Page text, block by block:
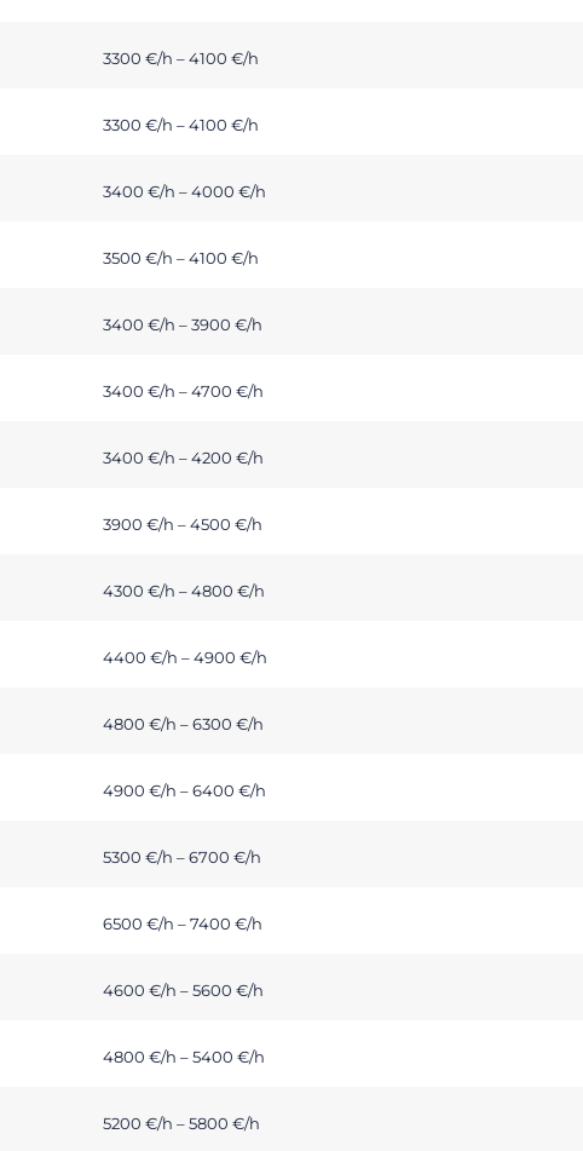
3300 €/h – 4100 €/h
3300 €/h – 4100 €/h
3400 €/h – 4000 €/h
3500 €/h – 4100 €/h
3400 €/h – 3900 €/h
3400 €/h – 4700 €/h
3400 €/h – 4200 €/h
3900 €/h – 4500 €/h
4300 €/h – 4800 €/h
4400 €/h – 4900 €/h
4800 €/h – 6300 €/h
4900 €/h – 6400 €/h
5300 €/h – 6700 €/h
6500 €/h – 7400 €/h
4600 €/h – 5600 €/h
4800 €/h – 5400 €/h
5200 €/h – 5800 €/h